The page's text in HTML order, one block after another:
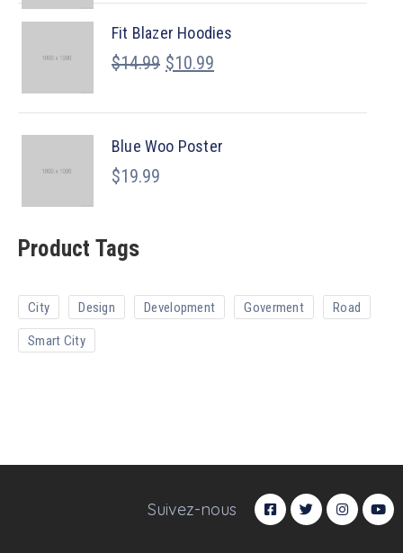
Fit Blazer Hoodies
$14.99 $10.99
Blue Woo Poster
$19.99
Product Tags
City Design Development Goverment Road
Smart City
Suivez-nous